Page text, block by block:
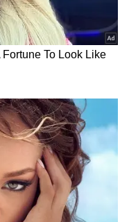
భర్త కోసం
ఇందులో చక్కగా
ప్రజలను ఎంతగానో
ఏసియానెట్ తెలుగు